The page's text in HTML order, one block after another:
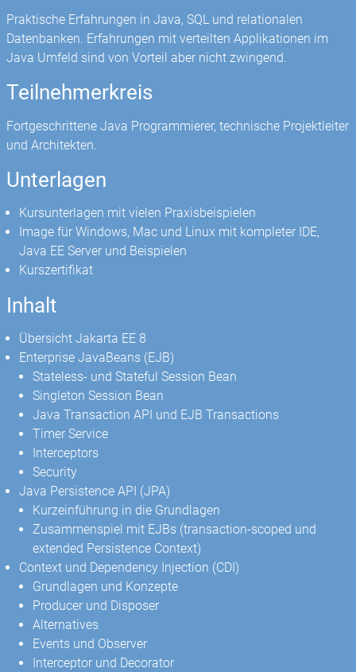
Praktische Erfahrungen in Java, SQL und relationalen
Datenbanken. Erfahrungen mit verteilten Applikationen im
Java Umfeld sind von Vorteil aber nicht zwingend.
Teilnehmerkreis
Fortgeschrittene Java Programmierer, technische Projektleiter
und Architekten.
Unterlagen
Kursunterlagen mit vielen Praxisbeispielen
Image für Windows, Mac und Linux mit kompleter IDE,
Java EE Server und Beispielen
Kurszertifikat
Inhalt
Übersicht Jakarta EE 8
Enterprise JavaBeans (EJB)
Stateless- und Stateful Session Bean
Singleton Session Bean
Java Transaction API und EJB Transactions
Timer Service
Interceptors
Security
Java Persistence API (JPA)
Kurzeinführung in die Grundlagen
Zusammenspiel mit EJBs (transaction-scoped und
extended Persistence Context)
Context und Dependency Injection (CDI)
Grundlagen und Konzepte
Producer und Disposer
Alternatives
Events und Observer
Interceptor und Decorator